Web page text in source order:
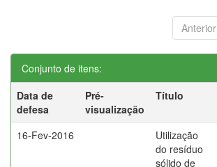
Anterior
Conjunto de itens:
Data de
defesa
Pré-
visualização
Título
16-Fev-2016
Utilização
do resíduo
sólido de